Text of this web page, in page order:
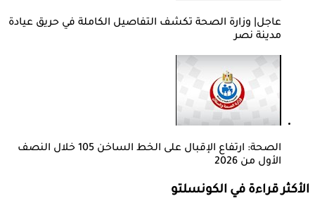
عاجل| وزارة الصحة تكشف التفاصيل الكاملة في حريق عيادة
مدينة نصر
الصحة: ارتفاع الإقبال على الخط الساخن 105 خلال النصف
الأول من 2026
الأكثر قراءة في الكونسلتو